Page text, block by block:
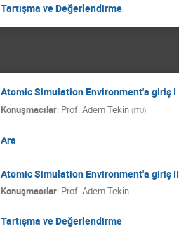
Tartışma ve Değerlendirme
Atomic Simulation Environment'a giriş I
Konuşmacılar: Prof.Adem Tekin (İTÜ)
Ara
Atomic Simulation Environment'a giriş II
Konuşmacılar: Prof.Adem Tekin
Tartışma ve Değerlendirme